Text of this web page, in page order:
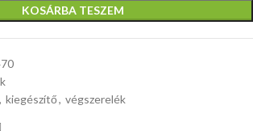
KOSÁRBA TESZEM
, kiegészítő, végszerelék